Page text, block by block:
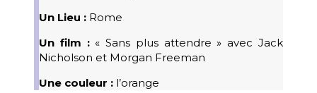
Un Lieu : Rome
Un film : « Sans plus attendre » avec Jack
Nicholson et Morgan Freeman
Une couleur : l’orange